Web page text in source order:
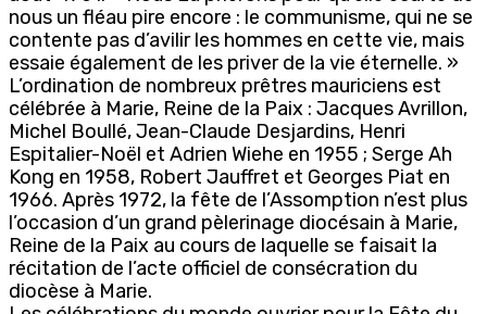
nous un fléau pire encore : le communisme, qui ne se
contente pas d’avilir les hommes en cette vie, mais
essaie également de les priver de la vie éternelle. »
L’ordination de nombreux prêtres mauriciens est
célébrée à Marie, Reine de la Paix : Jacques Avrillon,
Michel Boullé, Jean-Claude Desjardins, Henri
Espitalier-Noël et Adrien Wiehe en 1955 ; Serge Ah
Kong en 1958, Robert Jauffret et Georges Piat en
1966. Après 1972, la fête de l’Assomption n’est plus
l’occasion d’un grand pèlerinage diocésain à Marie,
Reine de la Paix au cours de laquelle se faisait la
récitation de l’acte officiel de consécration du
diocèse à Marie.